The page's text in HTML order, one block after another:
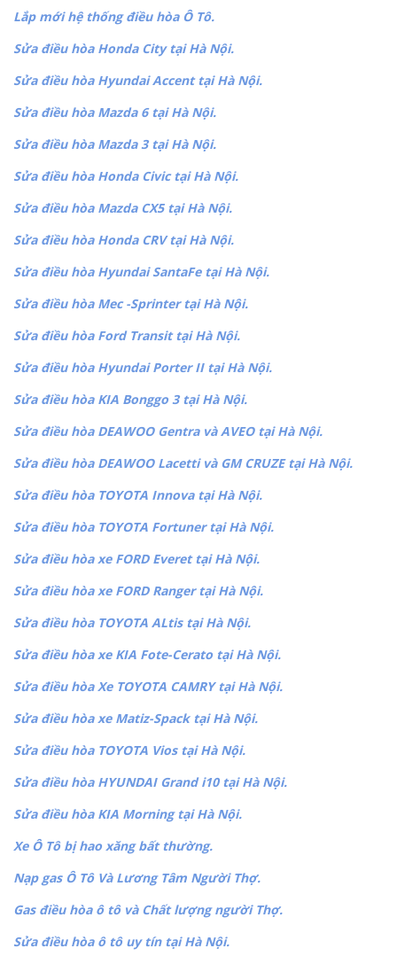
Lắp mới hệ thống điều hòa Ô Tô.
Sửa điều hòa Honda City tại Hà Nội.
Sửa điều hòa Hyundai Accent tại Hà Nội.
Sửa điều hòa Mazda 6 tại Hà Nội.
Sửa điều hòa Mazda 3 tại Hà Nội.
Sửa điều hòa Honda Civic tại Hà Nội.
Sửa điều hòa Mazda CX5 tại Hà Nội.
Sửa điều hòa Honda CRV tại Hà Nội.
Sửa điều hòa Hyundai SantaFe tại Hà Nội.
Sửa điều hòa Mec -Sprinter tại Hà Nội.
Sửa điều hòa Ford Transit tại Hà Nội.
Sửa điều hòa Hyundai Porter II tại Hà Nội.
Sửa điều hòa KIA Bonggo 3 tại Hà Nội.
Sửa điều hòa DEAWOO Gentra và AVEO tại Hà Nội.
Sửa điều hòa DEAWOO Lacetti và GM CRUZE tại Hà Nội.
Sửa điều hòa TOYOTA Innova tại Hà Nội.
Sửa điều hòa TOYOTA Fortuner tại Hà Nội.
Sửa điều hòa xe FORD Everet tại Hà Nội.
Sửa điều hòa xe FORD Ranger tại Hà Nội.
Sửa điều hòa TOYOTA ALtis tại Hà Nội.
Sửa điều hòa xe KIA Fote-Cerato tại Hà Nội.
Sửa điều hòa Xe TOYOTA CAMRY tại Hà Nội.
Sửa điều hòa xe Matiz-Spack tại Hà Nội.
Sửa điều hòa TOYOTA Vios tại Hà Nội.
Sửa điều hòa HYUNDAI Grand i10 tại Hà Nội.
Sửa điều hòa KIA Morning tại Hà Nội.
Xe Ô Tô bị hao xăng bất thường.
Nạp gas Ô Tô Và Lương Tâm Người Thợ.
Gas điều hòa ô tô và Chất lượng người Thợ.
Sửa điều hòa ô tô uy tín tại Hà Nội.